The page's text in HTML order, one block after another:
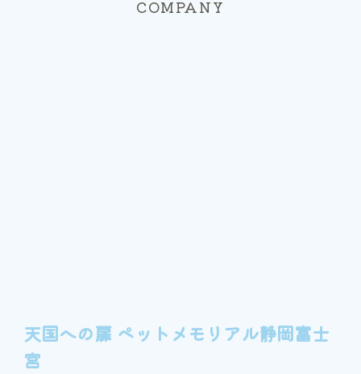
COMPANY
天国への扉 ペットメモリアル静岡富士
宮